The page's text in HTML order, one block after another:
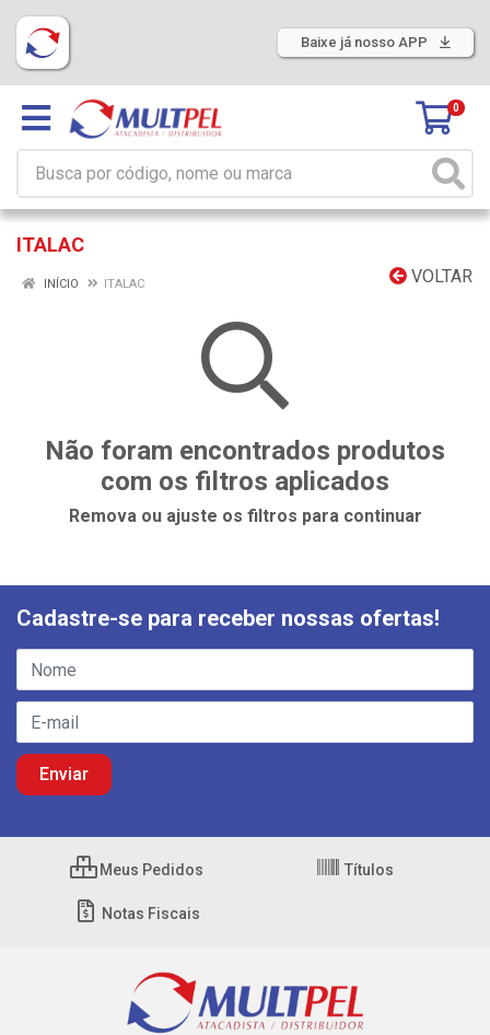
Baixe já nosso APP
0
ITALAC
VOLTAR
INÍCIO ITALAC
Não foram encontrados produtos
com os filtros aplicados
Remova ou ajuste os filtros para continuar
Cadastre-se para receber nossas ofertas!
Meus Pedidos Títulos
Notas Fiscais